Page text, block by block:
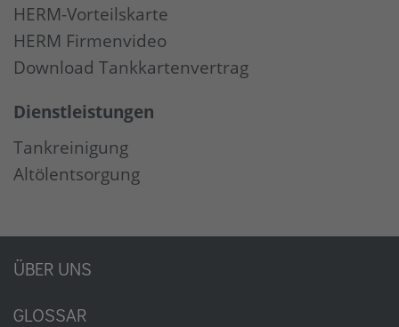
HERM-Vorteilskarte
HERM Firmenvideo
Download Tankkartenvertrag
Dienstleistungen
Tankreinigung
Altölentsorgung
ÜBER UNS
GLOSSAR